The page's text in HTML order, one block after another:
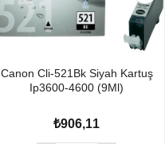
Canon Cli-521Bk Siyah Kartuş
Ip3600-4600 (9Ml)
₺906,11